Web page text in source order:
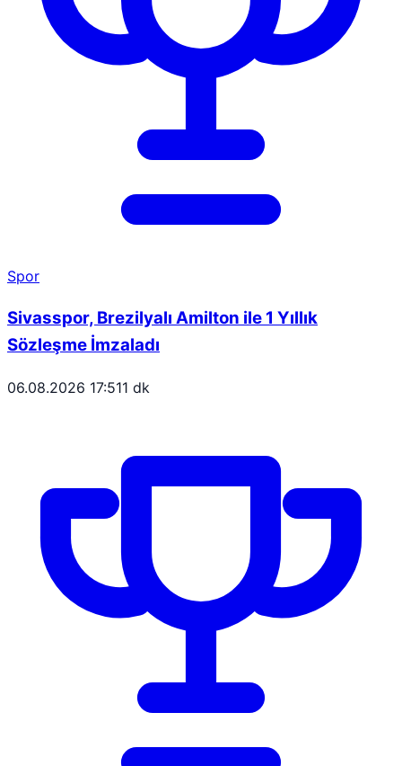
Spor
Sivasspor, Brezilyalı Amilton ile 1 Yıllık
Sözleşme İmzaladı
06.08.2026 17:511 dk